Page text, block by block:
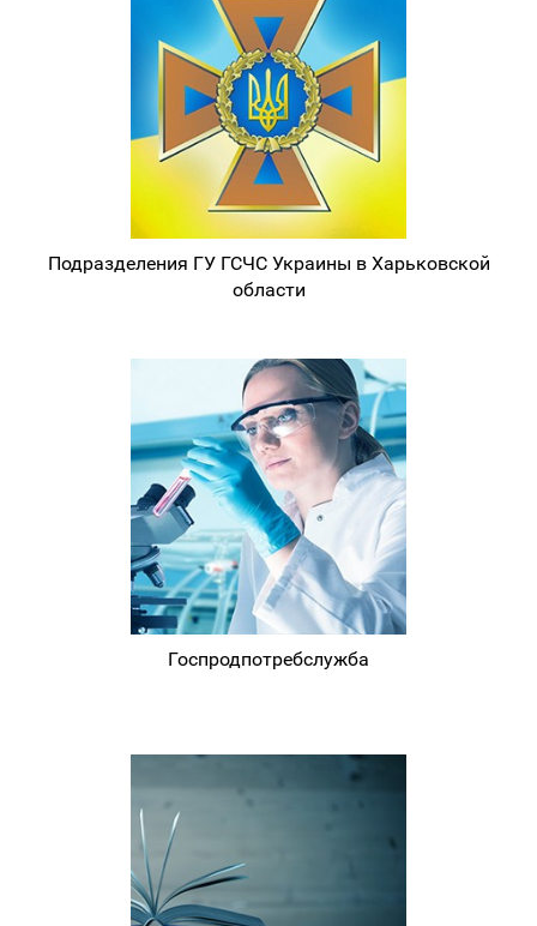
Подразделения ГУ ГСЧС Украины в Харьковской
области
Госпродпотребслужба